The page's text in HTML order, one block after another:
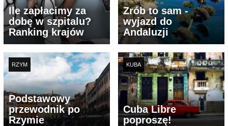
Ile zapłacimy za
dobę w szpitalu?
Ranking krajów
Zrób to sam -
wyjazd do
Andaluzji
RZYM
Podstawowy
przewodnik po
Rzymie
KUBA
Cuba Libre
poproszę!